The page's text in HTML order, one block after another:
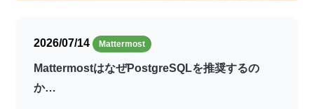
2026/07/14 Mattermost
MattermostはなぜPostgreSQLを推奨するの
か…